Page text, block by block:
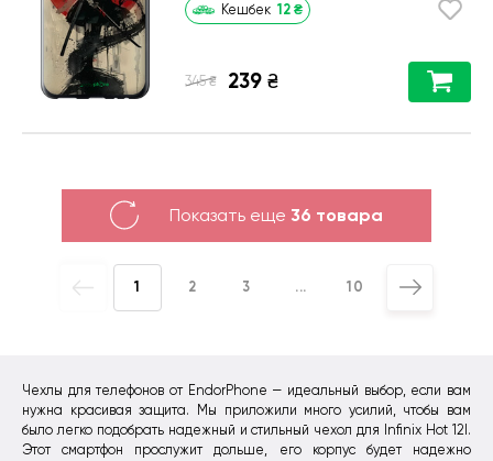
Чехлы для телефонов от EndorPhone — идеальный выбор, если вам
нужна красивая защита. Мы приложили много усилий, чтобы вам
было легко подобрать надежный и стильный чехол для Infinix Hot 12I.
Этот смартфон прослужит дольше, его корпус будет надежно
Кешбек 12 ₴
345 ₴ 239 ₴
Показать еще 36 товара
1 2 3 ... 10